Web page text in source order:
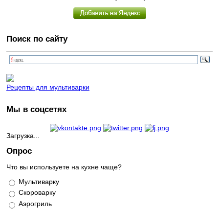
Поиск по сайту
Рецепты для мультиварки
Мы в соцсетях
Загрузка...
Опрос
Что вы используете на кухне чаще?
Варианты
Мультиварку
Скороварку
Аэрогриль